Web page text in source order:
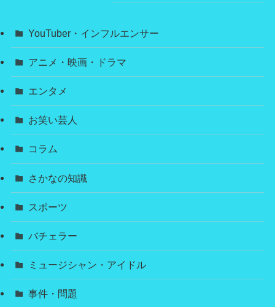
YouTuber・インフルエンサー
アニメ・映画・ドラマ
エンタメ
お笑い芸人
コラム
さかなの知識
スポーツ
バチェラー
ミュージシャン・アイドル
事件・問題